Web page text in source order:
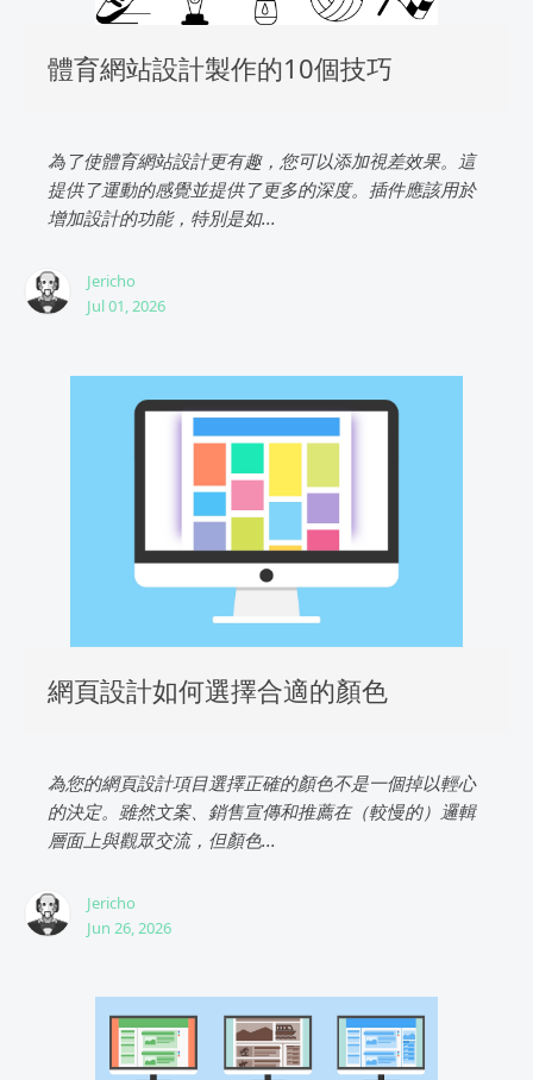
體育網站設計製作的10個技巧
為了使體育網站設計更有趣，您可以添加視差效果。這
提供了運動的感覺並提供了更多的深度。插件應該用於
增加設計的功能，特別是如...
Jericho
Jul 01, 2026
網頁設計如何選擇合適的顏色
為您的網頁設計項目選擇正確的顏色不是一個掉以輕心
的決定。雖然文案、銷售宣傳和推薦在（較慢的）邏輯
層面上與觀眾交流，但顏色...
Jericho
Jun 26, 2026